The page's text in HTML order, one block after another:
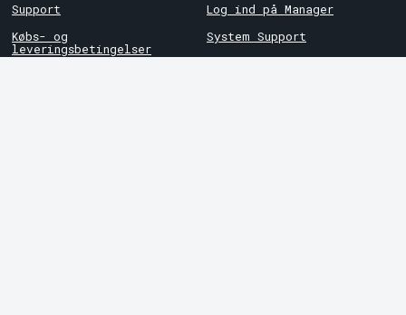
Support
Købs- og
leveringsbetingelser
Log ind på Manager
System Support